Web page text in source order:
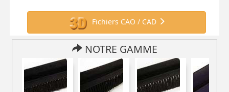
Fichiers CAO / CAD
NOTRE GAMME